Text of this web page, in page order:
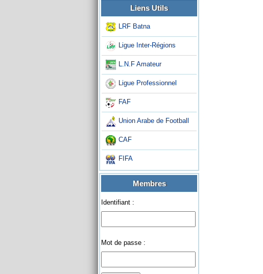
Liens Utils
LRF Batna
Ligue Inter-Régions
L.N.F Amateur
Ligue Professionnel
FAF
Union Arabe de Football
CAF
FIFA
Membres
Identifiant :
Mot de passe :